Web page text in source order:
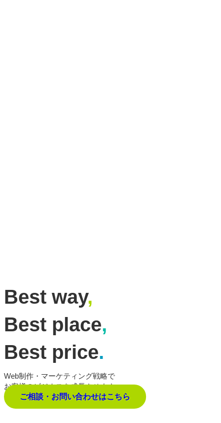
Best way,
Best place,
Best price.
Web制作・マーケティング戦略で
お客様のビジネスを成長させます。
ご相談・お問い合わせはこちら